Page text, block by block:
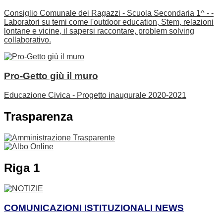
Consiglio Comunale dei Ragazzi - Scuola Secondaria 1^ - -
Laboratori su temi come l'outdoor education, Stem, relazioni
lontane e vicine, il sapersi raccontare, problem solving
collaborativo.
Pro-Getto giù il muro
Educazione Civica - Progetto inaugurale 2020-2021
Trasparenza
Riga 1
COMUNICAZIONI ISTITUZIONALI NEWS